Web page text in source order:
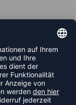
KEINE